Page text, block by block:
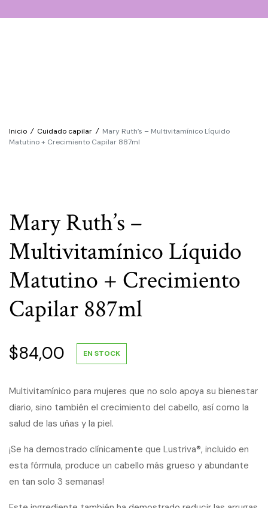
Inicio / Cuidado capilar / Mary Ruth’s – Multivitamínico Líquido
Matutino + Crecimiento Capilar 887ml
Mary Ruth’s –
Multivitamínico Líquido
Matutino + Crecimiento
Capilar 887ml
$84,00 EN STOCK
Multivitamínico para mujeres que no solo apoya su bienestar
diario, sino también el crecimiento del cabello, así como la
salud de las uñas y la piel.
¡Se ha demostrado clínicamente que Lustriva®, incluido en
esta fórmula, produce un cabello más grueso y abundante
en tan solo 3 semanas!